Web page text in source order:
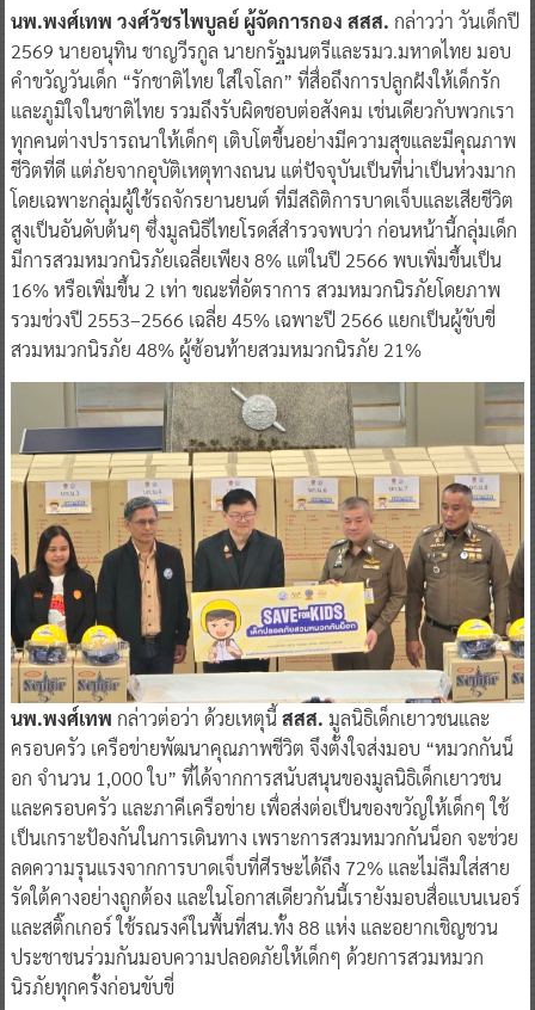
นพ.พงศ์เทพ วงศ์วัชรไพบูลย์ ผู้จัดการกอง สสส. กล่าวว่า วันเด็กปี
2569 นายอนุทิน ชาญวีรกูล นายกรัฐมนตรีและรมว.มหาดไทย มอบ
คำขวัญวันเด็ก “รักชาติไทย ใส่ใจโลก” ที่สื่อถึงการปลูกฝังให้เด็กรัก
และภูมิใจในชาติไทย รวมถึงรับผิดชอบต่อสังคม เช่นเดียวกับพวกเรา
ทุกคนต่างปรารถนาให้เด็กๆ เติบโตขึ้นอย่างมีความสุขและมีคุณภาพ
ชีวิตที่ดี แต่ภัยจากอุบัติเหตุทางถนน แต่ปัจจุบันเป็นที่น่าเป็นห่วงมาก
โดยเฉพาะกลุ่มผู้ใช้รถจักรยานยนต์ ที่มีสถิติการบาดเจ็บและเสียชีวิต
สูงเป็นอันดับต้นๆ ซึ่งมูลนิธิไทยโรดส์สำรวจพบว่า ก่อนหน้านี้กลุ่มเด็ก
มีการสวมหมวกนิรภัยเฉลี่ยเพียง 8% แต่ในปี 2566 พบเพิ่มขึ้นเป็น
16% หรือเพิ่มขึ้น 2 เท่า ขณะที่อัตราการ สวมหมวกนิรภัยโดยภาพ
รวมช่วงปี 2553–2566 เฉลี่ย 45% เฉพาะปี 2566 แยกเป็นผู้ขับขี่
สวมหมวกนิรภัย 48% ผู้ซ้อนท้ายสวมหมวกนิรภัย 21%
นพ.พงศ์เทพ กล่าวต่อว่า ด้วยเหตุนี้สสส. มูลนิธิเด็กเยาวชนและ
ครอบครัว เครือข่ายพัฒนาคุณภาพชีวิต จึงตั้งใจส่งมอบ “หมวกกันน็
อก จำนวน 1,000 ใบ” ที่ได้จากการสนับสนุนของมูลนิธิเด็กเยาวชน
และครอบครัว และภาคีเครือข่าย เพื่อส่งต่อเป็นของขวัญให้เด็กๆ ใช้
เป็นเกราะป้องกันในการเดินทาง เพราะการสวมหมวกกันน็อก จะช่วย
ลดความรุนแรงจากการบาดเจ็บที่ศีรษะได้ถึง 72% และไม่ลืมใส่สาย
รัดใต้คางอย่างถูกต้อง และในโอกาสเดียวกันนี้เรายังมอบสื่อแบนเนอร์
และสติ๊กเกอร์ ใช้รณรงค์ในพื้นที่สน.ทั้ง 88 แห่ง และอยากเชิญชวน
ประชาชนร่วมกันมอบความปลอดภัยให้เด็กๆ ด้วยการสวมหมวก
นิรภัยทุกครั้งก่อนขับขี่